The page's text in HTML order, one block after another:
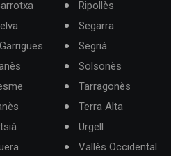
Ripollès
Segarra
Segrià
Solsonès
Tarragonès
Terra Alta
Urgell
Vallès Occidental